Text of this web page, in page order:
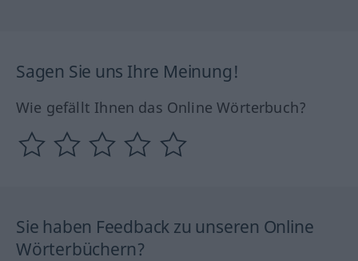
Sagen Sie uns Ihre Meinung!
Wie gefällt Ihnen das Online Wörterbuch?
Sie haben Feedback zu unseren Online
Wörterbüchern?